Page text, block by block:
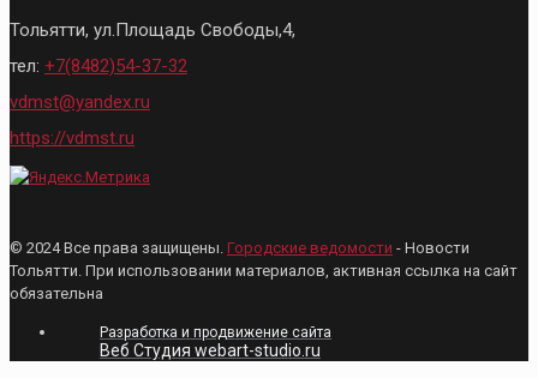
Тольятти, ул.Площадь Свободы,4,
тел: +7(8482)54-37-32
vdmst@yandex.ru
https://vdmst.ru
© 2024 Все права защищены. Городские ведомости - Новости
Тольятти. При использовании материалов, активная ссылка на сайт
обязательна
Разработка и продвижение сайта
Веб Студия webart-studio.ru